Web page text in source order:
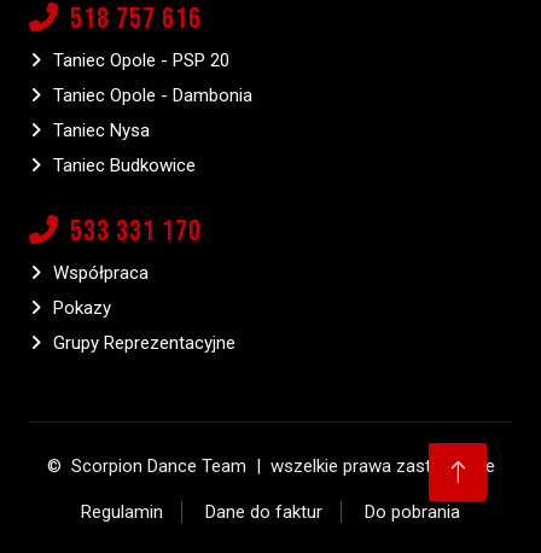
518 757 616
Taniec Opole - PSP 20
Taniec Opole - Dambonia
Taniec Nysa
Taniec Budkowice
533 331 170
Współpraca
Pokazy
Grupy Reprezentacyjne
© Scorpion Dance Team | wszelkie prawa zastrzeżone
Regulamin Dane do faktur Do pobrania